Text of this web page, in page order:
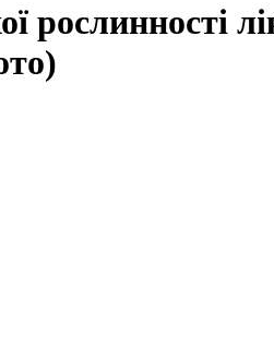
рослинності